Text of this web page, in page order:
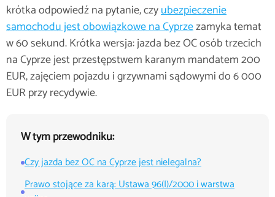
krótka odpowiedź na pytanie, czyubezpieczenie
samochodu jest obowiązkowe na Cyprzezamyka temat
w 60 sekund. Krótka wersja: jazda bez OC osób trzecich
na Cyprze jest przestępstwem karanym mandatem 200
EUR, zajęciem pojazdu i grzywnami sądowymi do 6 000
EUR przy recydywie.
W tym przewodniku:
Czy jazda bez OC na Cyprze jest nielegalna?
Prawo stojące za karą: Ustawa 96(I)/2000 i warstwa